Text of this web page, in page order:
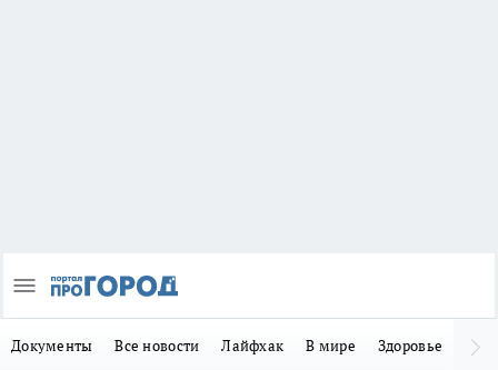
Документы Все новости Лайфхак В мире Здоровье